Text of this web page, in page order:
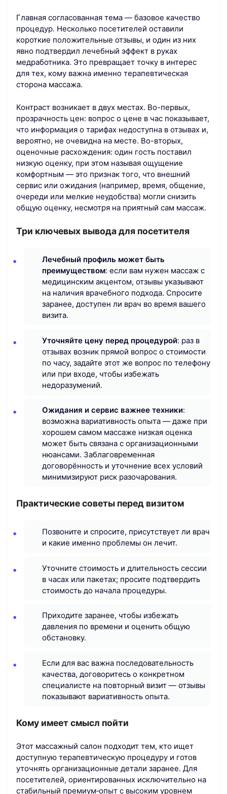
Главная согласованная тема — базовое качество
процедур. Несколько посетителей оставили
короткие положительные отзывы, и один из них
явно подтвердил лечебный эффект в руках
медработника. Это превращает точку в интерес
для тех, кому важна именно терапевтическая
сторона массажа.
Контраст возникает в двух местах. Во-первых,
прозрачность цен: вопрос о цене в час показывает,
что информация о тарифах недоступна в отзывах и,
вероятно, не очевидна на месте. Во-вторых,
оценочные расхождения: один гость поставил
низкую оценку, при этом называя ощущение
комфортным — это признак того, что внешний
сервис или ожидания (например, время, общение,
очереди или мелкие неудобства) могли снизить
общую оценку, несмотря на приятный сам массаж.
Три ключевых вывода для посетителя
Лечебный профиль может быть
преимуществом: если вам нужен массаж с
медицинским акцентом, отзывы указывают
на наличия врачебного подхода. Спросите
заранее, доступен ли врач во время вашего
визита.
Уточняйте цену перед процедурой: раз в
отзывах возник прямой вопрос о стоимости
по часу, задайте этот же вопрос по телефону
или при входе, чтобы избежать
недоразумений.
Ожидания и сервис важнее техники:
возможна вариативность опыта — даже при
хорошем самом массаже низкая оценка
может быть связана с организационными
нюансами. Заблаговременная
договорённость и уточнение всех условий
минимизируют риск разочарования.
Практические советы перед визитом
Позвоните и спросите, присутствует ли врач
и какие именно проблемы он лечит.
Уточните стоимость и длительность сессии
в часах или пакетах; просите подтвердить
стоимость до начала процедуры.
Приходите заранее, чтобы избежать
давления по времени и оценить общую
обстановку.
Если для вас важна последовательность
качества, договоритесь о конкретном
специалисте на повторный визит — отзывы
показывают вариативность опыта.
Кому имеет смысл пойти
Этот массажный салон подходит тем, кто ищет
доступную терапевтическую процедуру и готов
уточнять организационные детали заранее. Для
посетителей, ориентированных исключительно на
стабильный премиум‑опыт с высоким уровнем